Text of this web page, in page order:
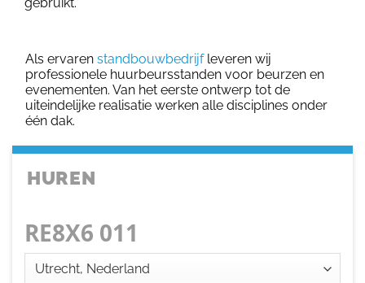
Als ervaren standbouwbedrijfleveren wij
professionele huurbeursstanden voor beurzen en
evenementen. Van het eerste ontwerp tot de
uiteindelijke realisatie werken alle disciplines onder
één dak.
HUREN
RE8X6 011